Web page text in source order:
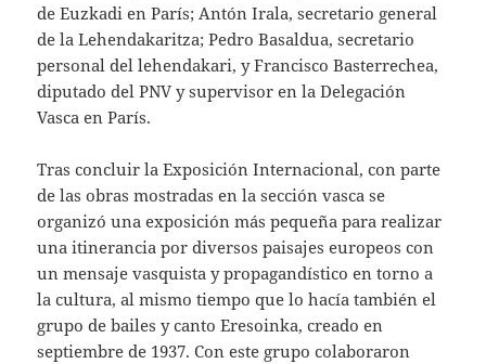
de Euzkadi en París; Antón Irala, secretario general
de la Lehendakaritza; Pedro Basaldua, secretario
personal del lehendakari, y Francisco Basterrechea,
diputado del PNV y supervisor en la Delegación
Vasca en París.
Tras concluir la Exposición Internacional, con parte
de las obras mostradas en la sección vasca se
organizó una exposición más pequeña para realizar
una itinerancia por diversos paisajes europeos con
un mensaje vasquista y propagandístico en torno a
la cultura, al mismo tiempo que lo hacía también el
grupo de bailes y canto Eresoinka, creado en
septiembre de 1937. Con este grupo colaboraron